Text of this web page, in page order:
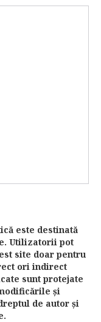
este destinată
Utilizatorii pot
site doar pentru
ori indirect
sunt protejate
şi
de autor şi